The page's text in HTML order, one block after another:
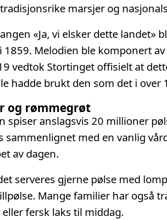
marsjer og
«Ja, vi elsker dette landet»
1859. Melodien ble komponert
vedtok Stortinget offisielt at
hadde brukt den som det i over
og rømmegrøt
spiser anslagsvis 20 millioner
sammenlignet med en vanlig
av dagen.
serveres gjerne pølse med
Mange familier har også
fersk laks til middag.